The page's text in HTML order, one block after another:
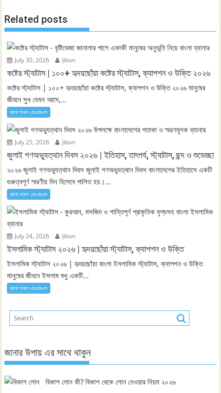
Related posts
July 30, 2026 Jibon
কষ্টের স্ট্যাটাস | ১০০+ হৃদয়ছোঁয়া কষ্টের স্ট্যাটাস, ক্যাপশন ও উক্তি ২০২৬
কষ্টের স্ট্যাটাস | ১০০+ হৃদয়ছোঁয়া কষ্টের স্ট্যাটাস, ক্যাপশন ও উক্তি ২০২৬ মানুষের
জীবনে সুখ যেমন আসে,...
বাংলা সকল এসএমএস
July 25, 2026 Jibon
জুলাই গণঅভ্যুত্থান দিবস ২০২৬ | ইতিহাস, তাৎপর্য, স্ট্যাটাস, ছন্দ ও শুভেচ্ছা
২০২৬ জুলাই গণঅভ্যুত্থান দিবস জুলাই গণঅভ্যুত্থান দিবস বাংলাদেশের ইতিহাসে একটি
গুরুত্বপূর্ণ স্মরণীয় দিন হিসেবে পালিত হয়।...
বাংলা সকল এসএমএস
July 24, 2026 Jibon
ইসলামিক স্ট্যাটাস ২০২৬ | হৃদয়ছোঁয়া স্ট্যাটাস, ক্যাপশন ও উক্তি
ইসলামিক স্ট্যাটাস ২০২৬ | হৃদয়ছোঁয়া বাংলা ইসলামিক স্ট্যাটাস, ক্যাপশন ও উক্তি
মানুষের জীবনে ইসলাম শুধু একটি...
বাংলা সকল এসএমএস
জানার উপায় এর সাথে থাকুন
বিকাশ লোন কী? বিকাশ থেকে লোন নেওয়ার নিয়ম ২০২৬